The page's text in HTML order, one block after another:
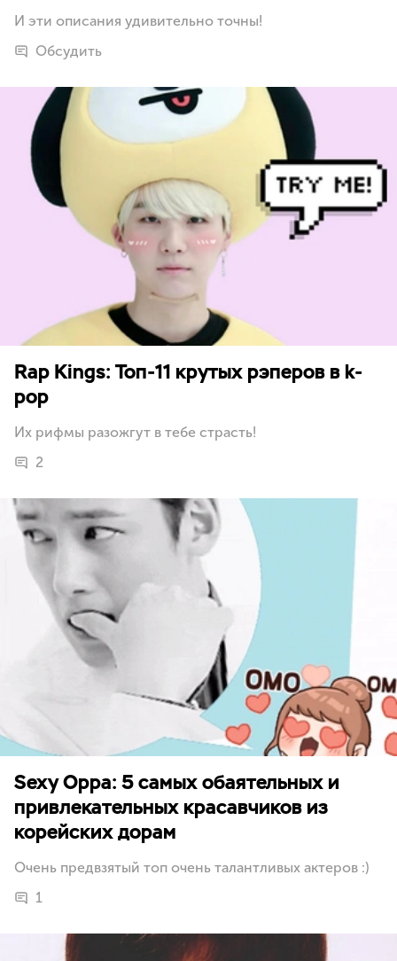
И эти описания удивительно точны!
Обсудить
Rap Kings: Топ-11 крутых рэперов в k-
pop
Их рифмы разожгут в тебе страсть!
2
Sexy Oppa: 5 самых обаятельных и
привлекательных красавчиков из
корейских дорам
Очень предвзятый топ очень талантливых актеров :)
1